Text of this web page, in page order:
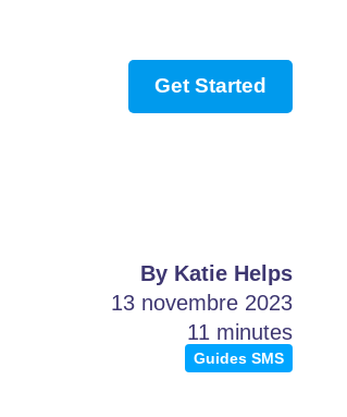
Get Started
By Katie Helps
13 novembre 2023
11 minutes
Guides SMS